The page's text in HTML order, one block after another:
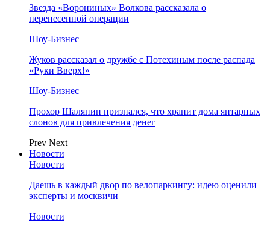
Звезда «Ворониных» Волкова рассказала о
перенесенной операции
Шоу-Бизнес
Жуков рассказал о дружбе с Потехиным после распада
«Руки Вверх!»
Шоу-Бизнес
Прохор Шаляпин признался, что хранит дома янтарных
слонов для привлечения денег
Prev Next
Новости
Новости
Даешь в каждый двор по велопаркингу: идею оценили
эксперты и москвичи
Новости